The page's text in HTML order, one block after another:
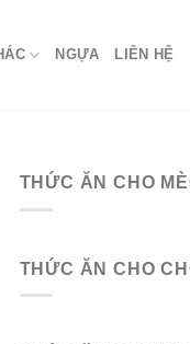
NGỰA LIÊN HỆ
THỨC ĂN CHO
THỨC ĂN CHO